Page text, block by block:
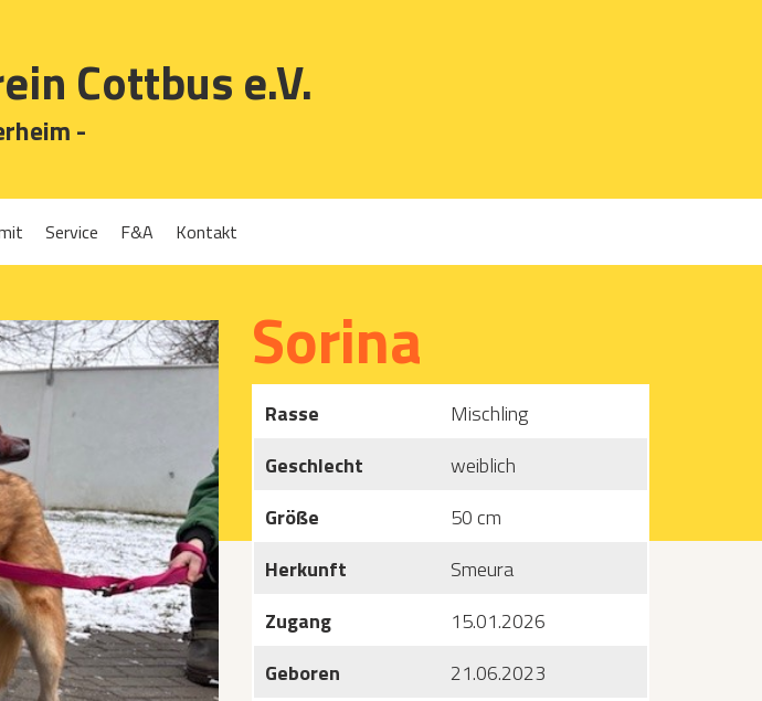
Cottbus e.V.
-
werden
Bundesfreiwilligendienst/Praktikum
vorlesen
Service
Tierpension
F&A Kontakt
Sorina
Rasse
Mischling
Geschlecht
weiblich
Größe
50 cm
Herkunft
Smeura
Zugang
15.01.2026
Geboren
21.06.2023